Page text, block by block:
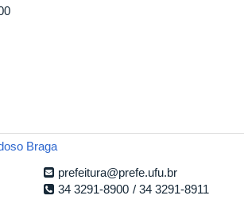
Braga
prefeitura@prefe.ufu.br
34 3291-8900
34 3291-8911